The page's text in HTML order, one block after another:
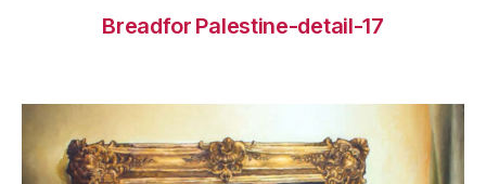
Breadfor Palestine-detail-17